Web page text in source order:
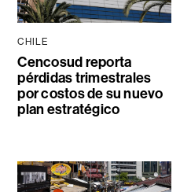
CHILE
Cencosud reporta
pérdidas trimestrales
por costos de su nuevo
plan estratégico